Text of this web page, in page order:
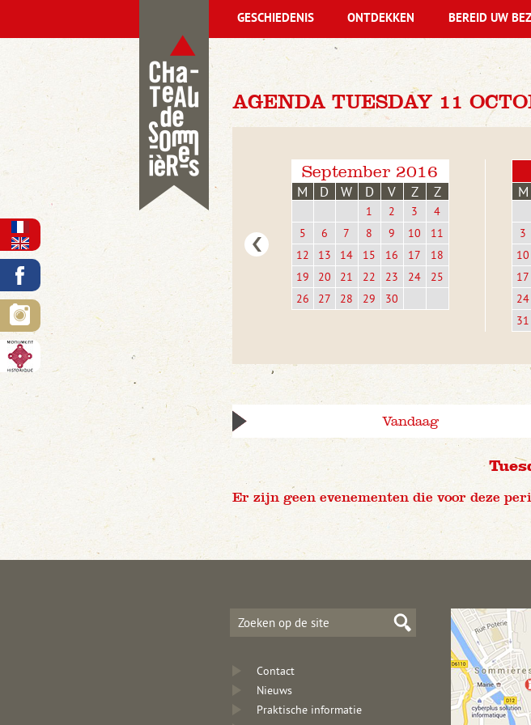
AGENDA TUESDAY 11
September 2016
M D W D V Z Z
1 2 3
4
5
6 7 8 9 10
11
12
13 14 15 16 17
18
19
20 21 22 23 24
25
26
27 28 29 30
M
3
10
17
24
31
Vandaag
Er zijn geen evenementen die voor deze
GESCHIEDENIS ONTDEKKEN BEREID UW
Contact
Nieuws
Praktische informatie